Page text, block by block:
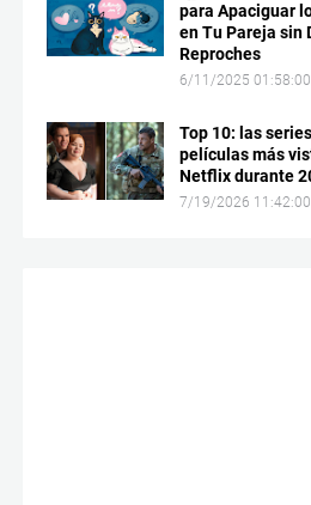
para Apaciguar
en Tu Pareja sin
Reproches
6/11/2025 01:58:00
Top 10: las
películas más
Netflix durante
7/19/2026 11:42:00